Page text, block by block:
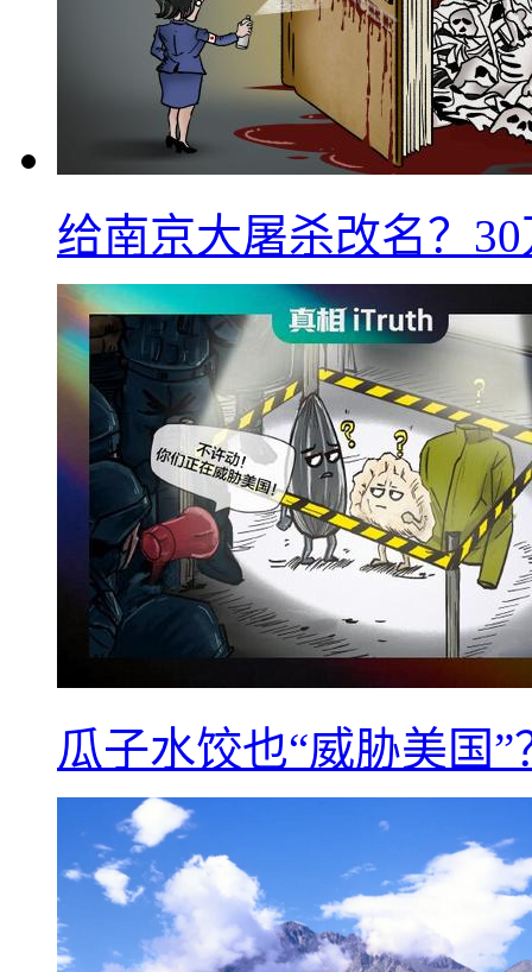
给南京大屠杀改名？
瓜子水饺也“威胁美国”